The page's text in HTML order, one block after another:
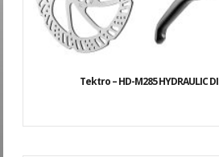
Tektro – HD-M285 HYDRAULIC